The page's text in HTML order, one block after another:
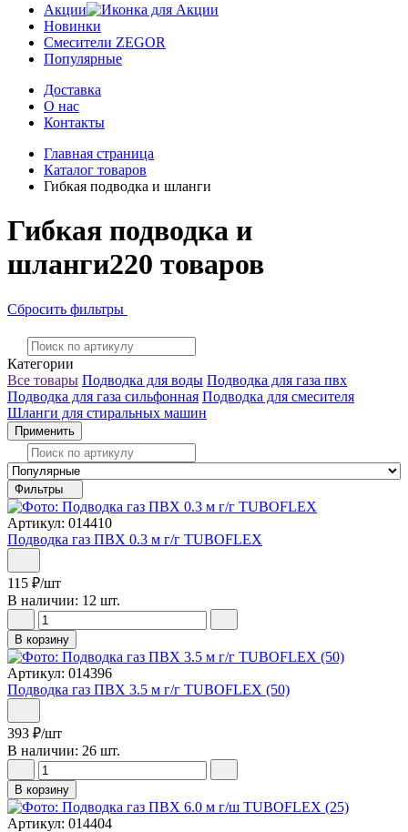
Акции
Новинки
Смесители ZEGOR
Популярные
Доставка
О нас
Контакты
Главная страница
Каталог товаров
Гибкая подводка и шланги
Гибкая подводка и
шланги220 товаров
Сбросить фильтры
Категории
Все товары Подводка для воды Подводка для газа пвх
Подводка для газа сильфонная Подводка для смесителя
Шланги для стиральных машин
Применить
Фильтры
Артикул: 014410
Подводка газ ПВХ 0.3 м г/г TUBOFLEX
115 ₽/шт
В наличии: 12 шт.
В корзину
Артикул: 014396
Подводка газ ПВХ 3.5 м г/г TUBOFLEX (50)
393 ₽/шт
В наличии: 26 шт.
В корзину
Артикул: 014404